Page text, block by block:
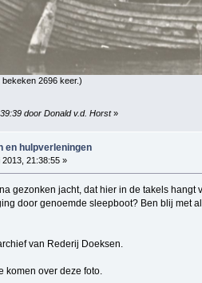
2696 keer.)
door Donald v.d. Horst»
en hulpverleningen
2013, 21:38:55 »
gezonken jacht, dat hier in de takels
door genoemde sleepboot? Ben blij met
van Rederij Doeksen.
komen over deze foto.